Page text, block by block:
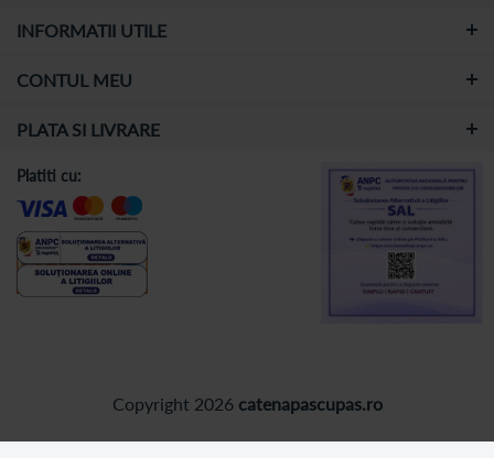
INFORMATII UTILE
CONTUL MEU
PLATA SI LIVRARE
Copyright 2026 catenapascupas.ro
Platiti cu: